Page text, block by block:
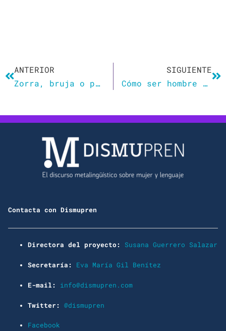
ANTERIOR
Zorra, bruja o perra: el lenguaje sexista sigue en el diccionario
SIGUIENTE
Cómo ser hombre en la nueva era del feminismo
Contacta con Dismupren
Directora del proyecto: Susana Guerrero Salazar
Secretaría: Eva María Gil Benítez
E-mail: info@dismupren.com
Twitter: @dismupren
Facebook